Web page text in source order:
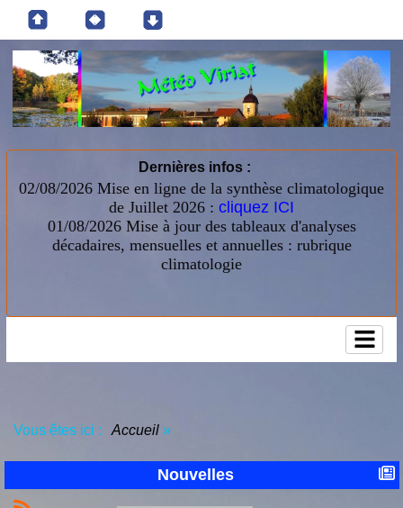
Dernières infos :
02/08/2026 Mise en ligne de la synthèse climatologique
de Juillet 2026 : cliquez ICI
01/08/2026 Mise à jour des tableaux d'analyses
décadaires, mensuelles et annuelles : rubrique
climatologie
Vous êtes ici : Accueil »
Nouvelles